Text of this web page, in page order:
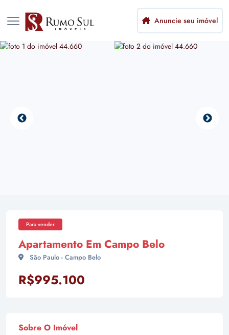
Anuncie seu imóvel
Para vender
Apartamento Em Campo Belo
São Paulo - Campo Belo
R$995.100
Sobre O Imóvel